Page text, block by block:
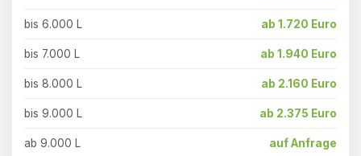
bis 6.000 L ab 1.720 Euro
bis 7.000 L ab 1.940 Euro
bis 8.000 L ab 2.160 Euro
bis 9.000 L ab 2.375 Euro
ab 9.000 L auf Anfrage